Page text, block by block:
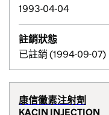
1993-04-04
註銷狀態
已註銷 (1994-09-07)
康信黴素注射劑
KACIN INJECTION